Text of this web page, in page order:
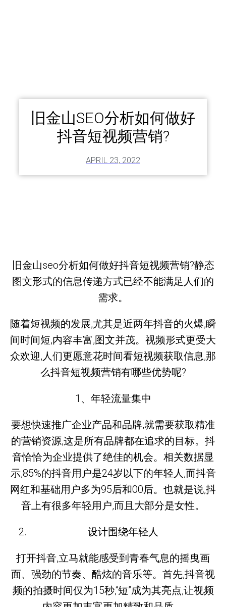
旧金山SEO分析如何做好
抖音短视频营销?
APRIL 23, 2022
旧金山seo分析如何做好抖音短视频营销?静态
图文形式的信息传递方式已经不能满足人们的
需求。
随着短视频的发展,尤其是近两年抖音的火爆,瞬
间时间短,内容丰富,图文并茂。视频形式更受大
众欢迎,人们更愿意花时间看短视频获取信息,那
么抖音短视频营销有哪些优势呢?
1、年轻流量集中
要想快速推广企业产品和品牌,就需要获取精准
的营销资源,这是所有品牌都在追求的目标。抖
音恰恰为企业提供了绝佳的机会。相关数据显
示,85%的抖音用户是24岁以下的年轻人,而抖音
网红和基础用户多为95后和00后。也就是说,抖
音上有很多年轻用户,而且大部分是女性。
设计围绕年轻人
打开抖音,立马就能感受到青春气息的摇曳画
面、强劲的节奏、酷炫的音乐等。首先,抖音视
频的拍摄时间仅为15秒,“短”成为其亮点,让视频